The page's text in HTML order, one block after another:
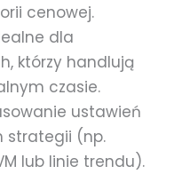
cenowej.
dla
którzy handlują
czasie.
ustawień
strategii (np.
lub linie trendu).